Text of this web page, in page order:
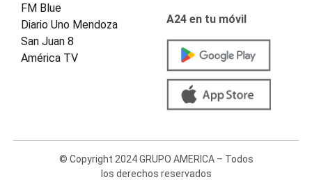
FM Blue
Diario Uno Mendoza
San Juan 8
América TV
A24 en tu móvil
© Copyright 2024 GRUPO AMERICA – Todos
los derechos reservados